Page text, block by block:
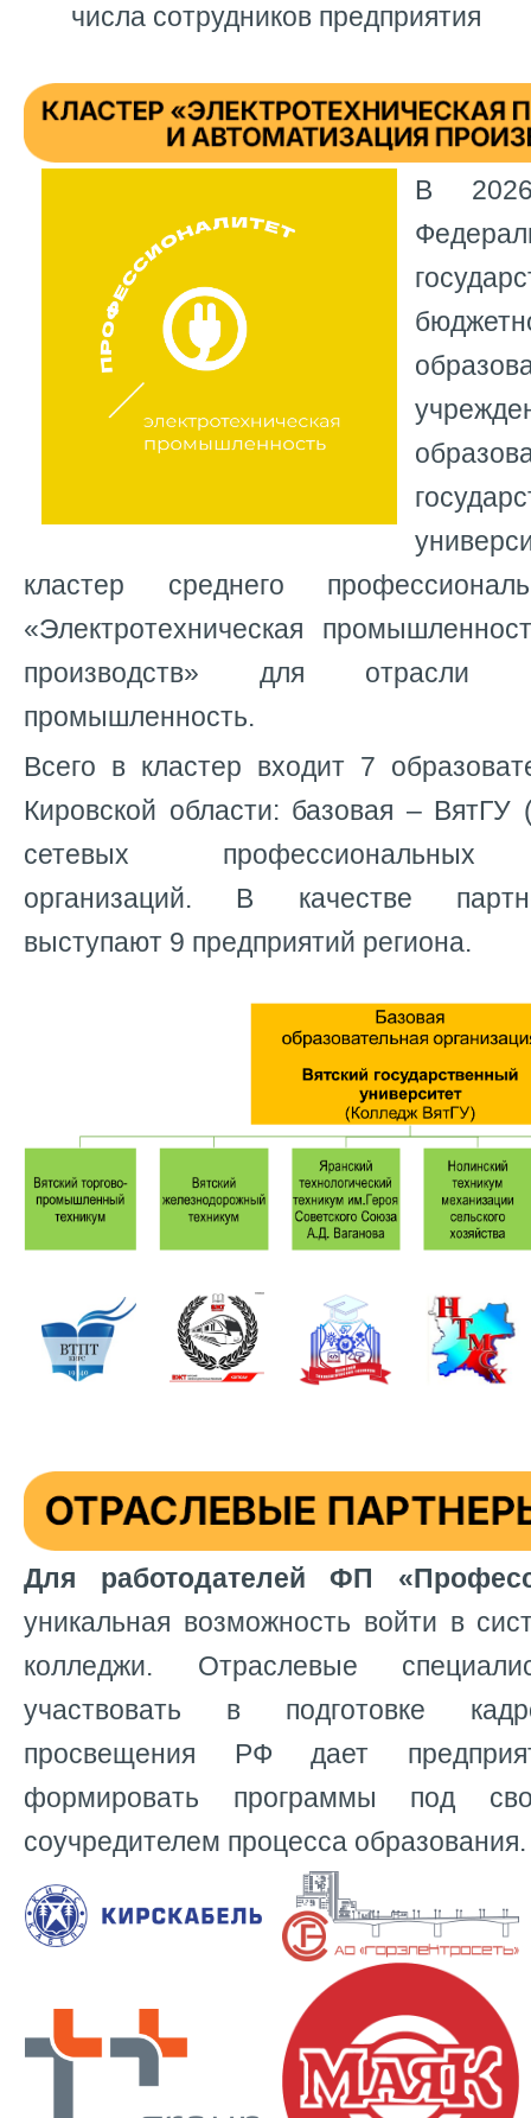
числа сотрудников предприятия
В
кластер среднего
«Электротехническая
производств» для отрасли
промышленность.
Всего в кластер входит 7
Кировской области: базовая –
сетевых профессиональных
организаций. В качестве
выступают 9 предприятий региона.
Для работодателей ФП
уникальная возможность войти в
колледжи. Отраслевые
участвовать в подготовке
просвещения РФ дает
формировать программы под
соучредителем процесса образования.